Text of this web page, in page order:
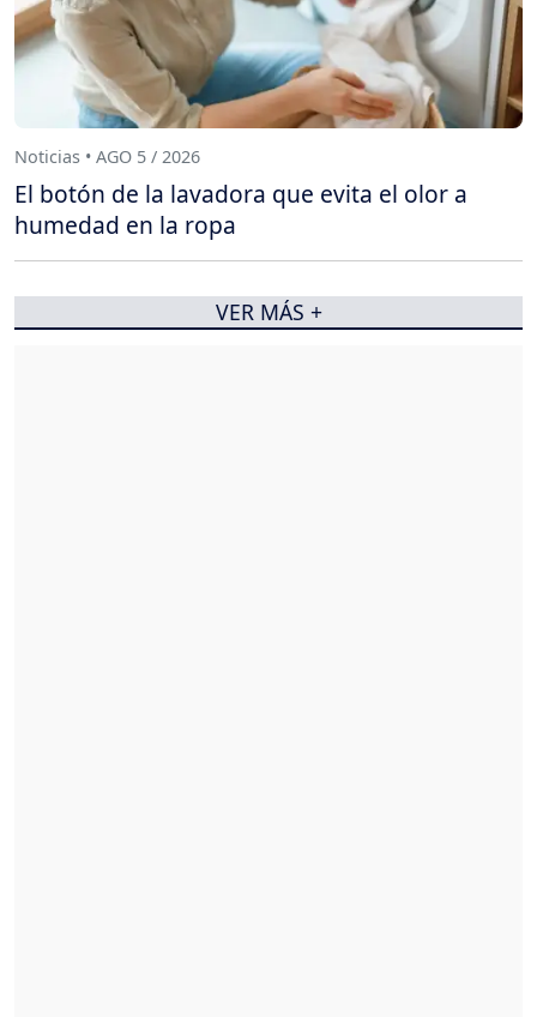
Noticias • AGO 5 / 2026
El botón de la lavadora que evita el olor a
humedad en la ropa
VER MÁS +